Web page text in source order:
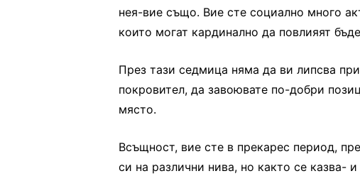
нея-вие също. Вие сте социално много
които могат кардинално да повлияят
През тази седмица няма да ви липсва
покровител, да завоювате по-добри
място.
Всъщност, вие сте в прекарес период,
си на различни нива, но както се казва- и